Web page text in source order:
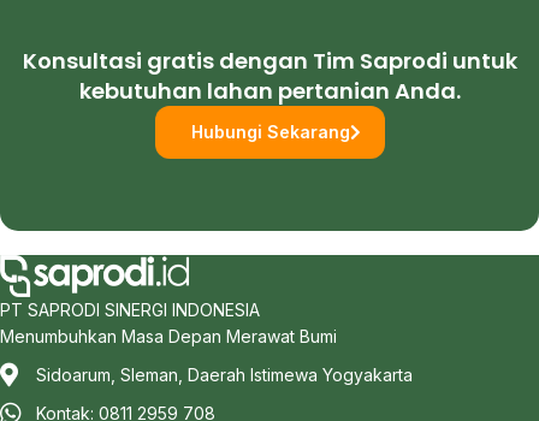
Konsultasi gratis dengan Tim Saprodi untuk
kebutuhan lahan pertanian Anda.
Hubungi Sekarang
PT SAPRODI SINERGI INDONESIA
Menumbuhkan Masa Depan Merawat Bumi
Sidoarum, Sleman, Daerah Istimewa Yogyakarta
Kontak: 0811 2959 708